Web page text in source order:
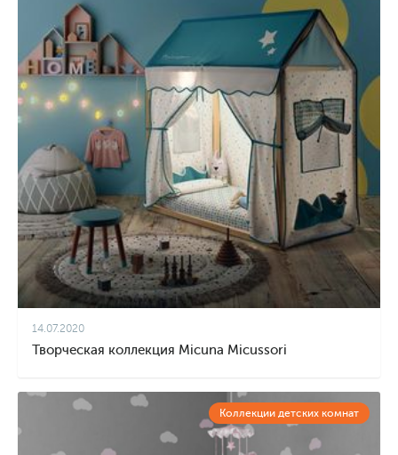
14.07.2020
Творческая коллекция Micuna Micussori
Коллекции детских комнат